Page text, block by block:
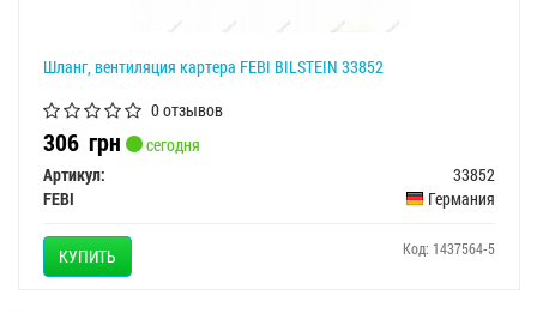
Шланг, вентиляция картера FEBI BILSTEIN 33852
0 отзывов
306 грн
сегодня
Артикул:
33852
FEBI
Германия
КУПИТЬ Код: 1437564-5